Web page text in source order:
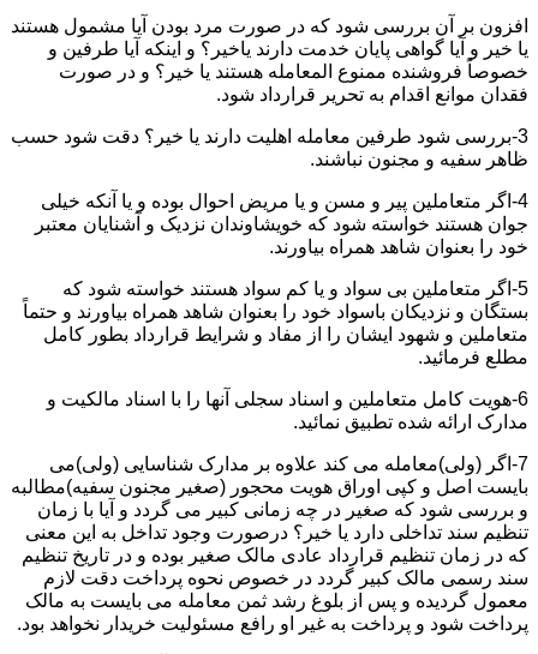
افزون بر آن بررسی شود که در صورت مرد بودن آیا مشمول هستند
یا خیر و آیا گواهی پایان خدمت دارند یاخیر؟ و اینکه آیا طرفین و
خصوصاً فروشنده ممنوع المعامله هستند یا خیر؟ و در صورت
فقدان موانع اقدام به تحریر قرارداد شود.
3-بررسی شود طرفین معامله اهلیت دارند یا خیر؟ دقت شود حسب
ظاهر سفیه و مجنون نباشند.
4-اگر متعاملین پیر و مسن و یا مریض احوال بوده و یا آنکه خیلی
جوان هستند خواسته شود که خویشاوندان نزدیک و آشنایان معتبر
خود را بعنوان شاهد همراه بیاورند.
5-اگر متعاملین بی سواد و یا کم سواد هستند خواسته شود که
بستگان و نزدیکان باسواد خود را بعنوان شاهد همراه بیاورند و حتماً
متعاملین و شهود ایشان را از مفاد و شرایط قرارداد بطور کامل
مطلع فرمائید.
6-هویت کامل متعاملین و اسناد سجلی آنها را با اسناد مالکیت و
مدارک ارائه شده تطبیق نمائید.
7-اگر (ولی)معامله می کند علاوه بر مدارک شناسایی (ولی)می
بایست اصل و کپی اوراق هویت محجور (صغیر مجنون سفیه)مطالبه
و بررسی شود که صغیر در چه زمانی کبیر می گردد و آیا با زمان
تنظیم سند تداخلی دارد یا خیر؟ درصورت وجود تداخل به این معنی
که در زمان تنظیم قرارداد عادی مالک صغیر بوده و در تاریخ تنظیم
سند رسمی مالک کبیر گردد در خصوص نحوه پرداخت دقت لازم
معمول گردیده و پس از بلوغ رشد ثمن معامله می بایست به مالک
پرداخت شود و پرداخت به غیر او رافع مسئولیت خریدار نخواهد بود.